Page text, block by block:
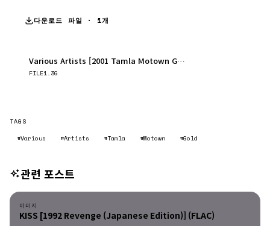
다운로드 파일 · 1개
Various Artists [2001 Tamla Motown Gold (3CD)] (FLAC).zip
FILE1.3G
TAGS
#Various
#Artists #Tamla #Motown #Gold
관련 포스트
이미지
이미지
KISS [1992 Revenge (Japanese Edition)] (FLAC)